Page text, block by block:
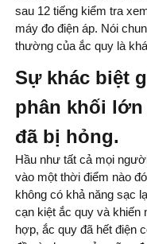
sau 12 tiếng kiểm tra
máy đo điện áp. Nói
thường của ắc quy là
Sự khác biệt
phân khối lớn
đã bị hỏng.
Hầu như tất cả mọi
vào một thời điểm nào
không có khả năng sạc
cạn kiệt ắc quy và khiến
hợp, ắc quy đã hết điện